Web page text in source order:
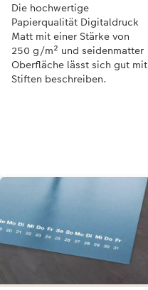
Die hochwertige
Papierqualität Digitaldruck
Matt mit einer Stärke von
250 g/m² und seidenmatter
Oberfläche lässt sich gut mit
Stiften beschreiben.